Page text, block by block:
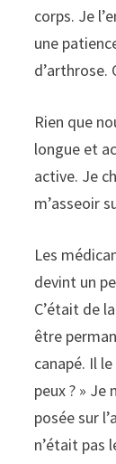
corps. Je
une
d’arthrose.
Rien que
longue et
active. Je
m’asseoir
Les
devint un
C’était de
être
canapé. Il
peux ? »
posée sur
n’était pas